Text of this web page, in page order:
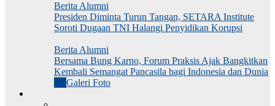
Berita Alumni
Presiden Diminta Turun Tangan, SETARA Institute
Soroti Dugaan TNI Halangi Penyidikan Korupsi
Berita Alumni
Bersama Bung Karno, Forum Praksis Ajak Bangkitkan
Kembali Semangat Pancasila bagi Indonesia dan Dunia
Galeri Foto